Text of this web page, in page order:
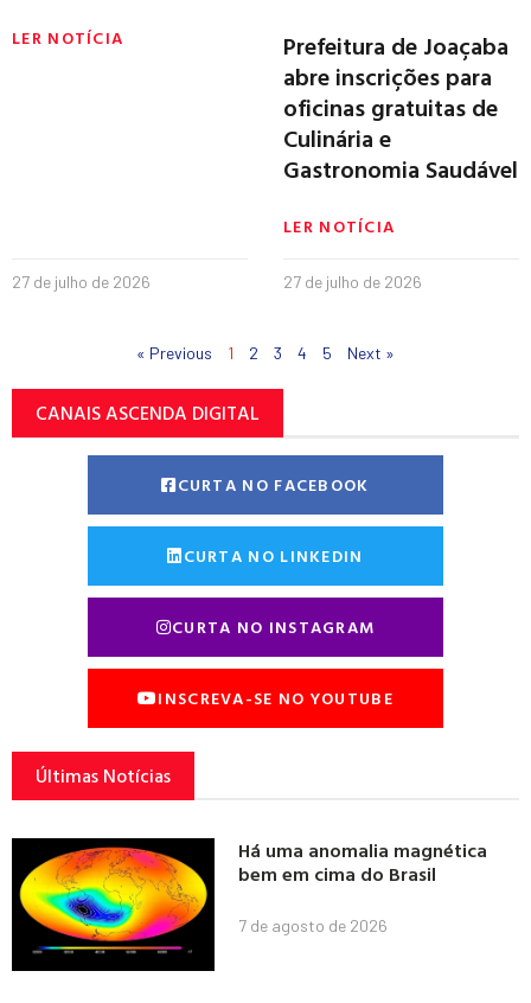
LER NOTÍCIA
27 de julho de 2026
Prefeitura de Joaçaba
abre inscrições para
oficinas gratuitas de
Culinária e
Gastronomia Saudável
LER NOTÍCIA
27 de julho de 2026
« Previous 1 2 3 4 5 Next »
CANAIS ASCENDA DIGITAL
CURTA NO FACEBOOK
CURTA NO LINKEDIN
CURTA NO INSTAGRAM
INSCREVA-SE NO YOUTUBE
Últimas Notícias
Há uma anomalia magnética
bem em cima do Brasil
7 de agosto de 2026